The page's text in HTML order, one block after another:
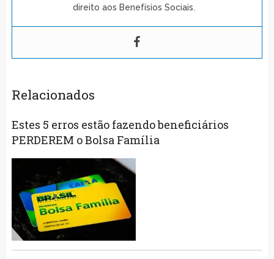
direito aos Benefísios Sociais.
Relacionados
Estes 5 erros estão fazendo beneficiários
PERDEREM o Bolsa Família